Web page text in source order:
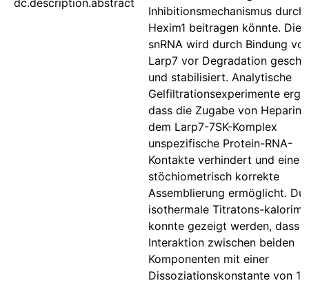
dc.description.abstract
Inhibitionsmechanismus durch
Hexim1 beitragen könnte. Die
snRNA wird durch Bindung
Larp7 vor Degradation
und stabilisiert. Analytische
Gelfiltrationsexperimente
dass die Zugabe von Heparin
dem Larp7-7SK-Komplex
unspezifische Protein-RNA-
Kontakte verhindert und eine
stöchiometrisch korrekte
Assemblierung ermöglicht.
isothermale Titratons-
konnte gezeigt werden, dass
Interaktion zwischen beiden
Komponenten mit einer
Dissoziationskonstante von